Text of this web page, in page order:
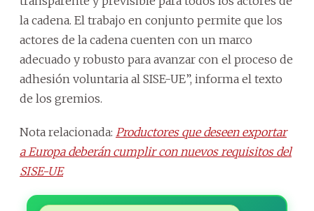
la cadena. El trabajo en conjunto permite que los
actores de la cadena cuenten con un marco
adecuado y robusto para avanzar con el proceso de
adhesión voluntaria al SISE-UE”, informa el texto
de los gremios.
Nota relacionada: Productores que deseen exportar
a Europa deberán cumplir con nuevos requisitos del
SISE-UE